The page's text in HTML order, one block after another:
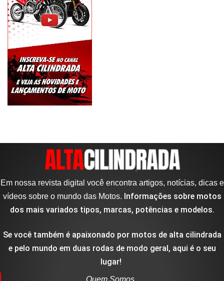
Em nossa revista digital você encontra artigos, notícias, dicas e
vídeos sobre o mundo das Motos. Informações sobre motos
dos mais variados tipos, marcas, potências e modelos.
Se você também é apaixonado por motos de alta cilindrada
e pelo mundo em duas rodas de modo geral, aqui é o seu
lugar!
Quem Somos